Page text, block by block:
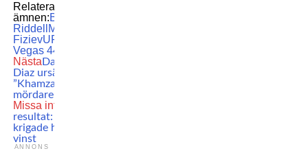
Relaterade
ämnen:Brad
Riddell MMA
FizievUFC
Vegas 44
Nästa Dana dissar
Diaz ursäkt:
”Khamzat är en
mördare”
Missa inte
resultat: Jose Aldo
krigade hem tung
vinst
ANNONS